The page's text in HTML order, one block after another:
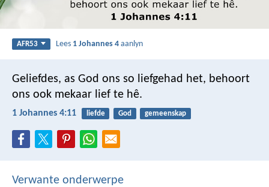
AFR53 Lees 1 Johannes 4 aanlyn
Geliefdes, as God ons so liefgehad het, behoort
ons ook mekaar lief te hê.
1 Johannes 4:11 liefde God gemeenskap
Verwante onderwerpe